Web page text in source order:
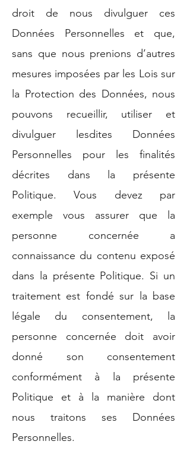
droit de nous divulguer ces
Données Personnelles et que,
sans que nous prenions d’autres
mesures imposées par les Lois sur
la Protection des Données, nous
pouvons recueillir, utiliser et
divulguer lesdites Données
Personnelles pour les finalités
décrites dans la présente
Politique. Vous devez par
exemple vous assurer que la
personne concernée a
connaissance du contenu exposé
dans la présente Politique. Si un
traitement est fondé sur la base
légale du consentement, la
personne concernée doit avoir
donné son consentement
conformément à la présente
Politique et à la manière dont
nous traitons ses Données
Personnelles.